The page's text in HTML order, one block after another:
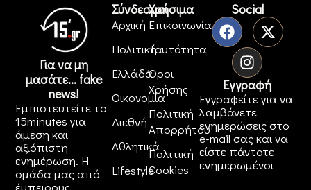
Για να μη
μασάτε... fake
news!
Εμπιστευτείτε το
15minutes για
άμεση και
αξιόπιστη
ενημέρωση. Η
ομάδα μας από
Σύνδεσμοι
Αρχική
Πολιτική
Ελλάδα
Οικονομία
Διεθνή
Αθλητικά
Lifestyle
Χρήσιμα
Επικοινωνία
Ταυτότητα
Όροι
Χρήσης
Πολιτική
Απορρήτου
Πολιτική
Cookies
Social
Εγγραφή
Εγγραφείτε για να
λαμβάνετε
ενημερώσεις στο
e-mail σας και να
είστε πάντοτε
ενημερωμένοι